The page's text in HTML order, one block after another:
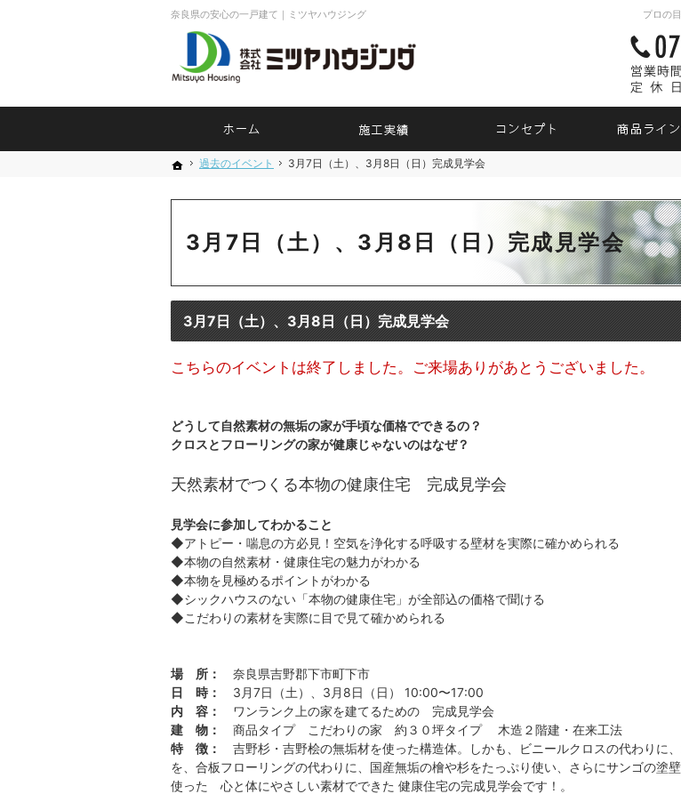
ホーム
過去のイベント 3月7日（土）、3月8日（日）完成見学会
3月7日（土）、3月8日（日）完成見学会
プロの
奈良県の安心の一戸建て｜ミツヤハウジング
3月7日（土）、3月8日（日）完成見学会
こちらのイベントは終了しました。ご来場ありがあとうございました。
どうして自然素材の無垢の家が手頃な価格でできるの？
クロスとフローリングの家が健康じゃないのはなぜ？
天然素材でつくる本物の健康住宅 完成見学会
見学会に参加してわかること
◆アトピー・喘息の方必見！空気を浄化する呼吸する壁材を実際に確かめられる
◆本物の自然素材・健康住宅の魅力がわかる
◆本物を見極めるポイントがわかる
◆シックハウスのない「本物の健康住宅」が全部込の価格で聞ける
◆こだわりの素材を実際に目で見て確かめられる
場 所：
奈良県吉野郡下市町下市
日 時：
3月7日（土）、3月8日（日） 10:00〜17:00
内 容：
ワンランク上の家を建てるための 完成見学会
建 物：
商品タイプ こだわりの家 約３０坪タイプ 木造２階建・在来工法
特 徴：
吉野杉・吉野桧の無垢材を使った構造体。しかも、ビニールクロスの代わりに
を、合板フローリングの代わりに、国産無垢の檜や杉をたっぷり使い、さらにサンゴの塗
使った 心と体にやさしい素材でできた 健康住宅の完成見学会です！。
ホーム
過去のイベント 3月7日（土）、3月8日（日）完成見学会